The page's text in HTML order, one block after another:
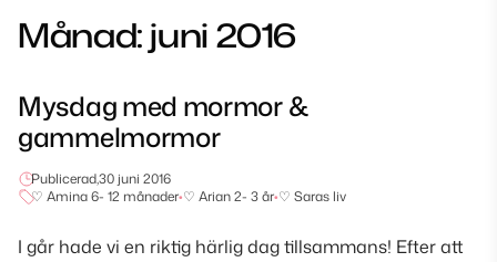
Månad:juni 2016
Mysdag med mormor &
gammelmormor
Publicerad,30 juni 2016
♡ Amina 6- 12 månader•♡ Arian 2- 3 år•♡ Saras liv
I går hade vi en riktig härlig dag tillsammans! Efter att